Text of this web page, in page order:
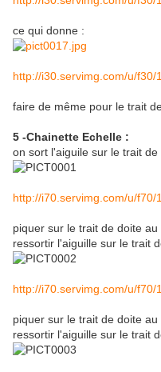
ce qui donne :
http://i30.servimg.com/u/
faire de même pour le trait
5 -Chainette Echelle :
on sort l'aiguile sur le trait de
http://i70.servimg.com/u/f70/
piquer sur le trait de doite
ressortir l'aiguille sur le trait
http://i70.servimg.com/u/
piquer sur le trait de doite
ressortir l'aiguille sur le trait